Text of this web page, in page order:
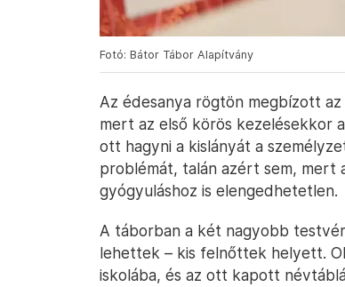
Fotó: Bátor Tábor Alapítvány
Az édesanya rögtön megbízott
mert az első körös kezelésekkor
ott hagyni a kislányát a
problémát, talán azért sem, mert
gyógyuláshoz is elengedhetetlen.
A táborban a két nagyobb
lehettek – kis felnőttek helyett.
iskolába, és az ott kapott